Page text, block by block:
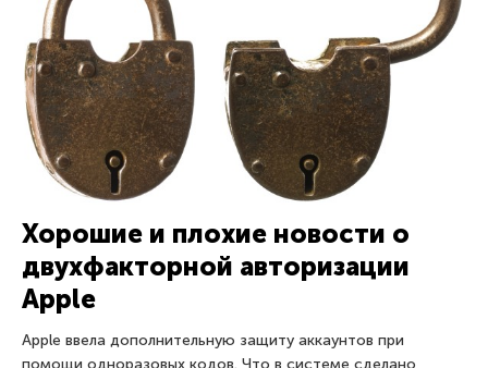
Хорошие и плохие новости о
двухфакторной авторизации
Apple
Apple ввела дополнительную защиту аккаунтов при
помощи одноразовых кодов. Что в системе сделано